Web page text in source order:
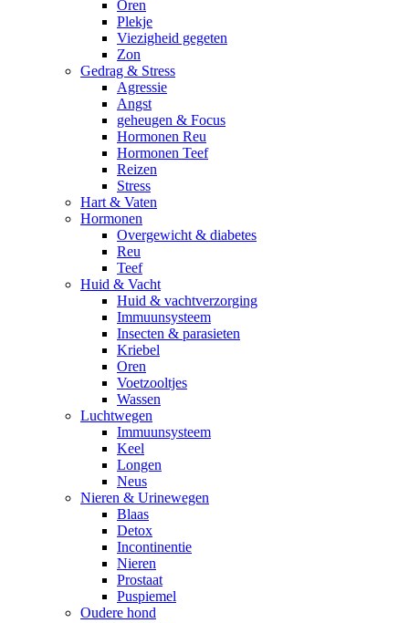
Oren
Plekje
Viezigheid gegeten
Zon
Gedrag & Stress
Agressie
Angst
geheugen & Focus
Hormonen Reu
Hormonen Teef
Reizen
Stress
Hart & Vaten
Hormonen
Overgewicht & diabetes
Reu
Teef
Huid & Vacht
Huid & vachtverzorging
Immuunsysteem
Insecten & parasieten
Kriebel
Oren
Voetzooltjes
Wassen
Luchtwegen
Immuunsysteem
Keel
Longen
Neus
Nieren & Urinewegen
Blaas
Detox
Incontinentie
Nieren
Prostaat
Puspiemel
Oudere hond